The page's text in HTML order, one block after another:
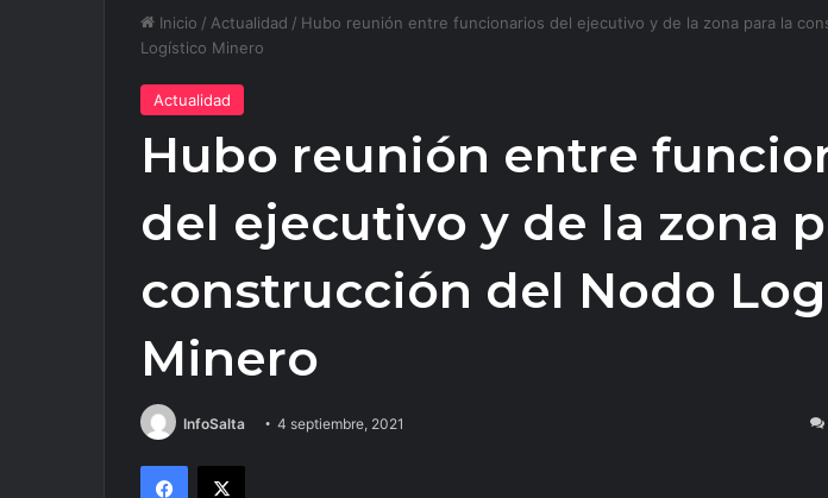
Inicio / Actualidad / Hubo reunión entre funcionarios del ejecutivo y de la zona para la
Logístico Minero
Actualidad
Hubo reunión entre
del ejecutivo y de la zona
construcción del Nodo
Minero
InfoSalta 4 septiembre, 2021
Facebook
X